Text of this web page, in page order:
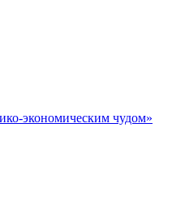
экономическим чудом»